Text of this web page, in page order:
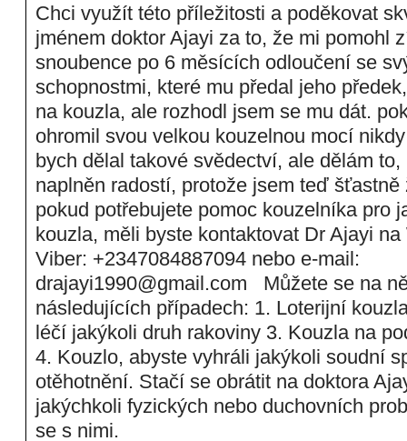
Chci využít této příležitosti a poděkovat
jménem doktor Ajayi za to, že mi pomohl
snoubence po 6 měsících odloučení se
schopnostmi, které mu předal jeho
na kouzla, ale rozhodl jsem se mu dát.
ohromil svou velkou kouzelnou mocí
bych dělal takové svědectví, ale dělám to,
naplněn radostí, protože jsem teď šťastně
pokud potřebujete pomoc kouzelníka pro
kouzla, měli byste kontaktovat Dr Ajayi
Viber: +2347084887094 nebo e-mail:
drajayi1990@gmail.com Můžete se na
následujících případech: 1. Loterijní
léčí jakýkoli druh rakoviny 3. Kouzla na
4. Kouzlo, abyste vyhráli jakýkoli soudní
otěhotnění. Stačí se obrátit na doktora
jakýchkoli fyzických nebo duchovních
se s nimi.